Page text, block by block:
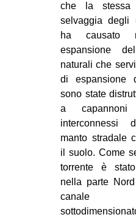
che la stessa
selvaggia degli
ha causato
espansione
naturali che
di espansione
sono state
a
interconnessi
manto stradale
il suolo. Come
torrente è
nella parte
canale